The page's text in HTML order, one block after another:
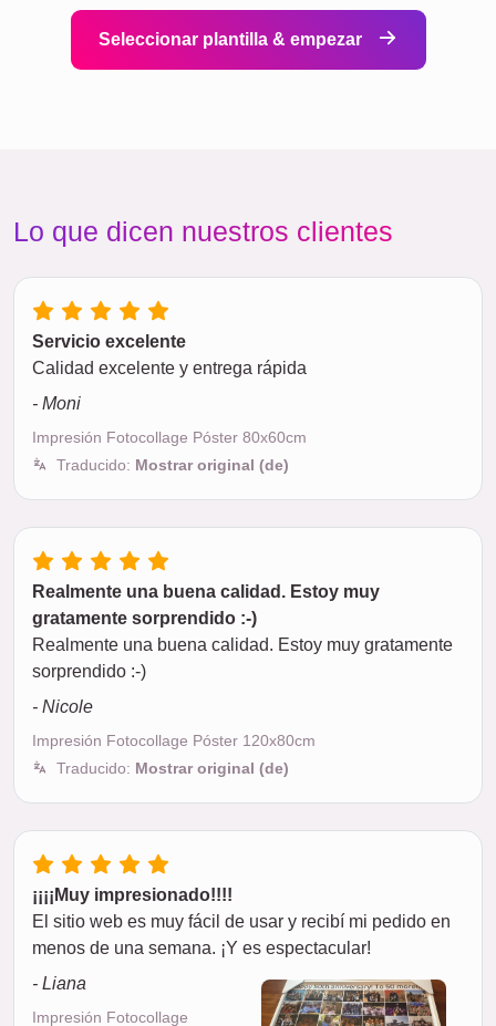
Seleccionar plantilla & empezar
Lo que dicen nuestros clientes
Servicio excelente
Calidad excelente y entrega rápida
- Moni
Impresión Fotocollage Póster 80x60cm
Traducido: Mostrar original (de)
Realmente una buena calidad. Estoy muy
gratamente sorprendido :-)
Realmente una buena calidad. Estoy muy gratamente
sorprendido :-)
- Nicole
Impresión Fotocollage Póster 120x80cm
Traducido: Mostrar original (de)
¡¡¡¡Muy impresionado!!!!
El sitio web es muy fácil de usar y recibí mi pedido en
menos de una semana. ¡Y es espectacular!
- Liana
Impresión Fotocollage